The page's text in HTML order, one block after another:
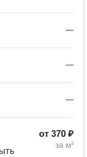
—
—
—
от 370 ₽
за м²